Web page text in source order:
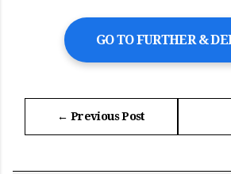
GO TO FURTHER &
← Previous Post